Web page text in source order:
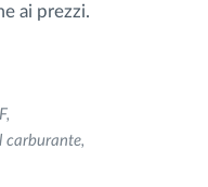
ai prezzi.
carburante